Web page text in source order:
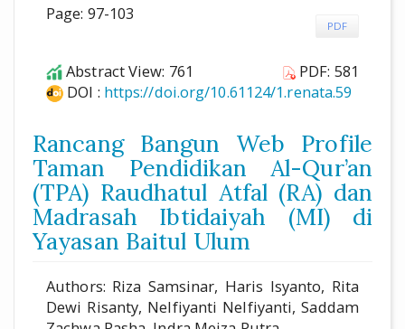
Page: 97-103
PDF
Abstract View: 761
PDF: 581
DOI : https://doi.org/10.61124/1.renata.59
Rancang Bangun Web Profile
Taman Pendidikan Al-Qur’an
(TPA) Raudhatul Atfal (RA) dan
Madrasah Ibtidaiyah (MI) di
Yayasan Baitul Ulum
Authors: Riza Samsinar, Haris Isyanto, Rita
Dewi Risanty, Nelfiyanti Nelfiyanti, Saddam